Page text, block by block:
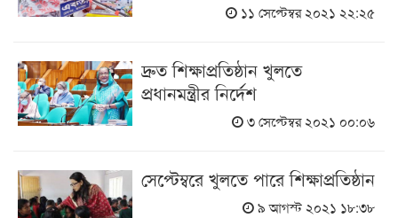
১১ সেপ্টেম্বর ২০২১ ২২:২৫
দ্রুত শিক্ষাপ্রতিষ্ঠান খুলতে
প্রধানমন্ত্রীর নির্দেশ
৩ সেপ্টেম্বর ২০২১ ০০:০৬
সেপ্টেম্বরে খুলতে পারে শিক্ষাপ্রতিষ্ঠান
৯ আগস্ট ২০২১ ১৮:৩৮